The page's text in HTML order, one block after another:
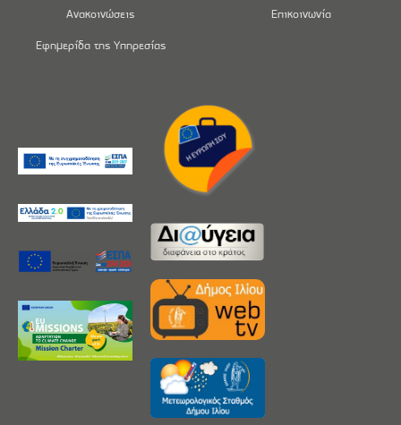
Ανακοινώσεις
Εφημερίδα της Υπηρεσίας
Επικοινωνία